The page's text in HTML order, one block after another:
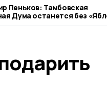
Пеньков: Тамбовская
Дума останется без